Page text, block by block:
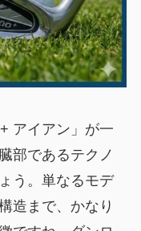
アイアン」が一
部であるテクノ
う。単なるモデ
造まで、かなり